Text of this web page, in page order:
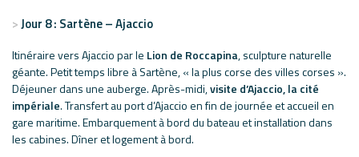
Jour 8 : Sartène – Ajaccio
Itinéraire vers Ajaccio par le Lion de Roccapina, sculpture naturelle
géante. Petit temps libre à Sartène, « la plus corse des villes corses ».
Déjeuner dans une auberge. Après-midi,visite d’Ajaccio, la cité
impériale. Transfert au port d’Ajaccio en fin de journée et accueil en
gare maritime. Embarquement à bord du bateau et installation dans
les cabines. Dîner et logement à bord.